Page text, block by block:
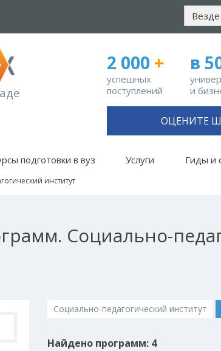
Везде
2 000 +
успешных
поступлений
в
и
ОЦЕНИТЕ
подготовки в вуз Услуги Гиды и
институт
Социально-
Социально-педагогический институт
Найдено программ: 4